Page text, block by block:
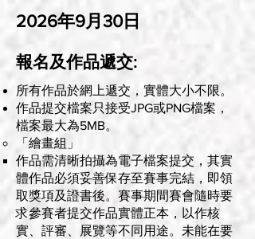
2026年9月30日
報名及作品遞交:
所有作品於網上遞交，實體大小不限。
作品提交檔案只接受JPG或PNG檔案，
檔案最大為5MB。
「繪畫組」
作品需清晰拍攝為電子檔案提交，其實
體作品必須妥善保存至賽事完結，即領
取獎項及證書後。賽事期間賽會隨時要
求參賽者提交作品實體正本，以作核
實、評審、展覽等不同用途。未能在要